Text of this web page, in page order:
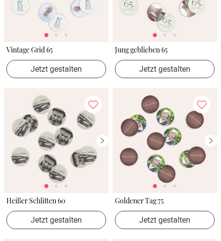
Vintage Grid 65
Jetzt gestalten
Jung geblieben 65
Jetzt gestalten
Heißer Schlitten 60
Jetzt gestalten
Goldener Tag 75
Jetzt gestalten